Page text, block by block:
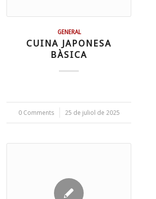
GENERAL
CUINA JAPONESA
BÀSICA
0 Comments
/ 25 de juliol de 2025